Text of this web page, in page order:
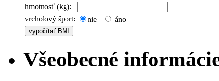
hmotnosť (kg):
vrcholový šport:
nie áno
Všeobecné